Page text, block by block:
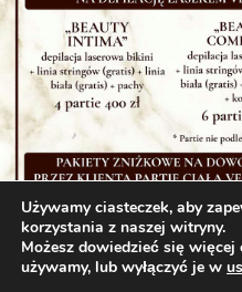
Używamy ciasteczek, aby
korzystania z naszej witryny.
Możesz dowiedzieć się
używamy, lub wyłączyć je w